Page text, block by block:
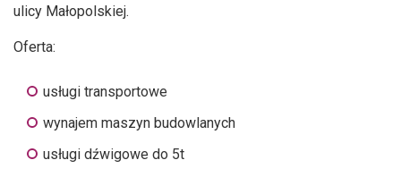
ulicy Małopolskiej.
Oferta:
usługi transportowe
wynajem maszyn budowlanych
usługi dźwigowe do 5t